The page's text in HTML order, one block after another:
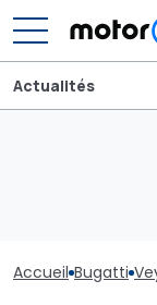
Actualités
Accueil Bugatti